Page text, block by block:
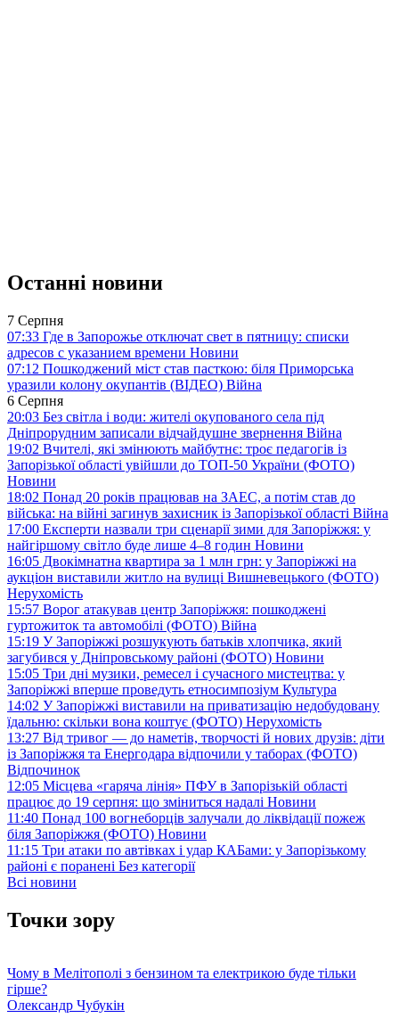
Останні новини
7 Серпня
07:33 Где в Запорожье отключат свет в пятницу: списки
адресов с указанием времени Новини
07:12 Пошкоджений міст став пасткою: біля Приморська
уразили колону окупантів (ВІДЕО) Війна
6 Серпня
20:03 Без світла і води: жителі окупованого села під
Дніпрорудним записали відчайдушне звернення Війна
19:02 Вчителі, які змінюють майбутнє: троє педагогів із
Запорізької області увійшли до ТОП-50 України (ФОТО)
Новини
18:02 Понад 20 років працював на ЗАЕС, а потім став до
війська: на війні загинув захисник із Запорізької області Війна
17:00 Експерти назвали три сценарії зими для Запоріжжя: у
найгіршому світло буде лише 4–8 годин Новини
16:05 Двокімнатна квартира за 1 млн грн: у Запоріжжі на
аукціон виставили житло на вулиці Вишневецького (ФОТО)
Нерухомість
15:57 Ворог атакував центр Запоріжжя: пошкоджені
гуртожиток та автомобілі (ФОТО) Війна
15:19 У Запоріжжі розшукують батьків хлопчика, який
загубився у Дніпровському районі (ФОТО) Новини
15:05 Три дні музики, ремесел і сучасного мистецтва: у
Запоріжжі вперше проведуть етносимпозіум Культура
14:02 У Запоріжжі виставили на приватизацію недобудовану
їдальню: скільки вона коштує (ФОТО) Нерухомість
13:27 Від тривог — до наметів, творчості й нових друзів: діти
із Запоріжжя та Енергодара відпочили у таборах (ФОТО)
Відпочинок
12:05 Місцева «гаряча лінія» ПФУ в Запорізькій області
працює до 19 серпня: що зміниться надалі Новини
11:40 Понад 100 вогнеборців залучали до ліквідації пожеж
біля Запоріжжя (ФОТО) Новини
11:15 Три атаки по автівках і удар КАБами: у Запорізькому
районі є поранені Без категорії
Всі новини
Точки зору
Чому в Мелітополі з бензином та електрикою буде тільки
гірше?
Олександр Чубукін